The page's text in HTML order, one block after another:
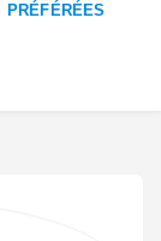
PRÉFÉRÉES